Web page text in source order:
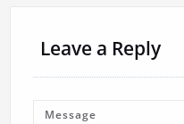
Leave a Reply